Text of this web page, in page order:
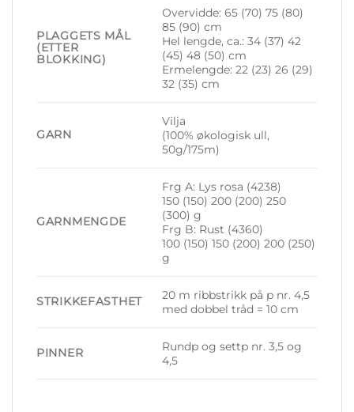
PLAGGETS MÅL
(ETTER
BLOKKING)
Overvidde: 65 (70) 75 (80)
85 (90) cm
Hel lengde, ca.: 34 (37) 42
(45) 48 (50) cm
Ermelengde: 22 (23) 26 (29)
32 (35) cm
GARN
Vilja
(100% økologisk ull,
50g/175m)
GARNMENGDE
Frg A: Lys rosa (4238)
150 (150) 200 (200) 250
(300) g
Frg B: Rust (4360)
100 (150) 150 (200) 200 (250)
g
STRIKKEFASTHET
20 m ribbstrikk på p nr. 4,5
med dobbel tråd = 10 cm
PINNER
Rundp og settp nr. 3,5 og
4,5